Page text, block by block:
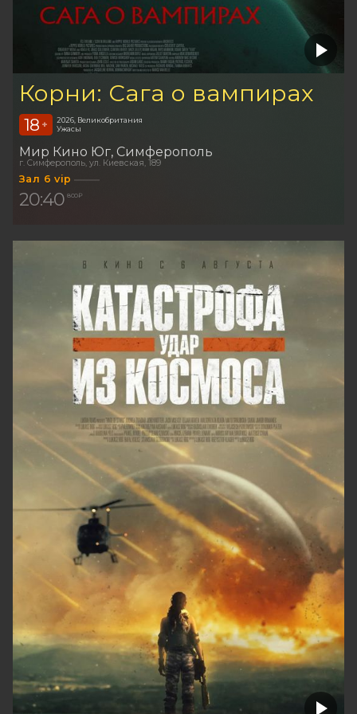
Корни: Сага о вампирах
18 +
2026, Великобритания
Ужасы
Мир Кино Юг Симферополь
г. Симферополь, ул. Киевская, 189
Зал 6 vip
20:40 800 ₽